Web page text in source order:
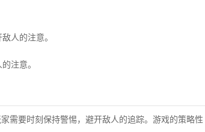
人的注意。
注意。
需要时刻保持警惕，避开敌人的追踪。游戏的策略性